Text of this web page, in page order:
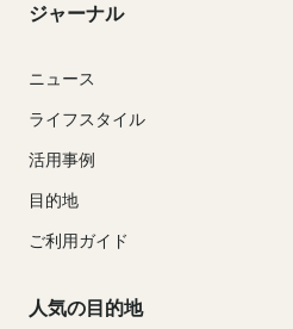
ジャーナル
ニュース
ライフスタイル
活用事例
目的地
ご利用ガイド
人気の目的地